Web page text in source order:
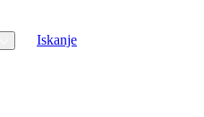
Iskanje